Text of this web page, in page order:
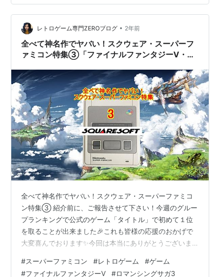
象づけていましたね。 ゲームのサントラも持っていて、
いまでもしばしば作業中に聴いています。
▼(2022,12,24)聖剣伝説3 リース
レトロゲーム専門ZEROブログ • 2年前
全べて神名作でヤバい！スクウェア・スーパーフ
ァミコン特集③「ファイナルファンタジーⅤ・ガ
全べて神名作でヤバい！スクウェア・スーパーファミコ
ン特集③ 紹介前に、ご報告させて下さい！今週のグルー
プランキングで公式のゲーム「タイトル」で初めて１位
を取ることが出来ました🎉これも皆様の応援のおかげで
大変喜んでおります✨今回は本当にありがとうございま
ウェア・スーパーファミコン特集3 今回はスーパーファ
#スーパーファミコン #レトロゲーム #ゲーム
#ファイナルファンタジーⅤ #ロマンシングサガ3